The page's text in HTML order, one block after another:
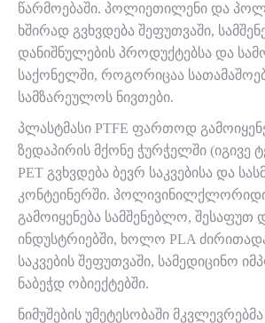
წარმოებაში. პოლიეთილენი და
ხშირად გვხვდება შეფუთვაში,
დანიშნულების პროდუქტებსა და
საქონელში, როგორიცაა
სამზარეულოს ნივთები.
პლასტმასი PTFE ფართოდ
ზედაპირის მქონე ჭურჭელში
PET გვხვდება ბევრ საკვებისა და
კონტეინერში.
გამოიყენება სამშენებლო, შესაფუთ
ინდუსტრიებში, ხოლო PLA
საკვების შეფუთვაში, სამედიცინო
ნაბეჭდ ობიექტებში.
ნიმუშების უმეტესობაში